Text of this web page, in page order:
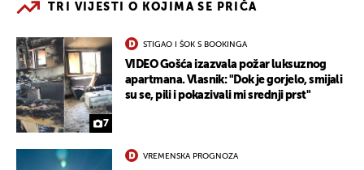
TRI VIJESTI O KOJIMA SE PRIČA
7
STIGAO I ŠOK S BOOKINGA
VIDEO Gošća izazvala požar luksuznog
apartmana. Vlasnik: "Dok je gorjelo, smijali
su se, pili i pokazivali mi srednji prst"
VREMENSKA PROGNOZA